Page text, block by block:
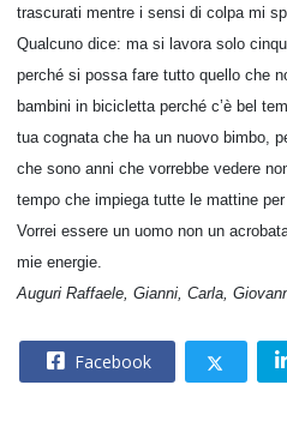
trascurati mentre i sensi di colpa mi
Qualcuno dice: ma si lavora solo
perché si possa fare tutto quello che
bambini in bicicletta perché c’è bel
tua cognata che ha un nuovo bimbo,
che sono anni che vorrebbe vedere
tempo che impiega tutte le mattine
Vorrei essere un uomo non un
mie energie.
Auguri Raffaele, Gianni, Carla,
Facebook